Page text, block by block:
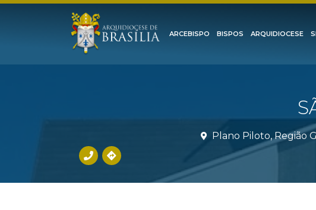
ARCEBISPO BISPOS ARQUIDIOCESE
Plano Piloto, Região